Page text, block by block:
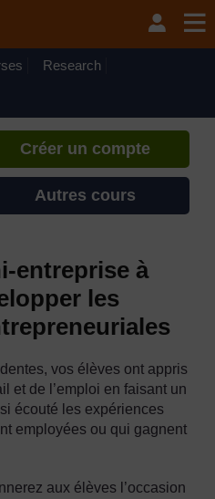
Research
- Guinée Équatoriale
créez un compte, vous
établir un profil
Créer un compte
Autres cours
entreprise à
les
vos élèves ont appris
et de l’emploi en faisant un
écouté les expériences
employées ou qui gagnent
aux élèves l’occasion